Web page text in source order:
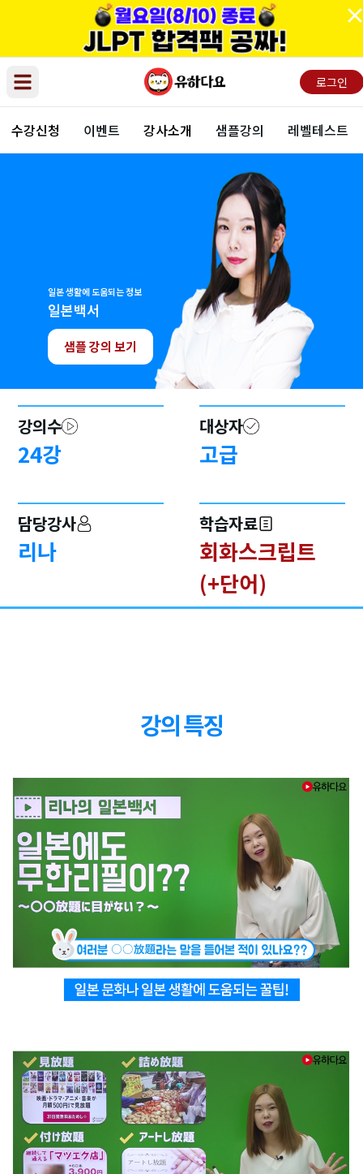
Open main menu 로그인
수강신청 이벤트 강사소개 샘플강의 레벨테스트
일본 생활에 도움되는 정보
일본백서
샘플 강의 보기
강의수
24강
대상자
고급
담당강사
리나
학습자료
회화스크립트
(+단어)